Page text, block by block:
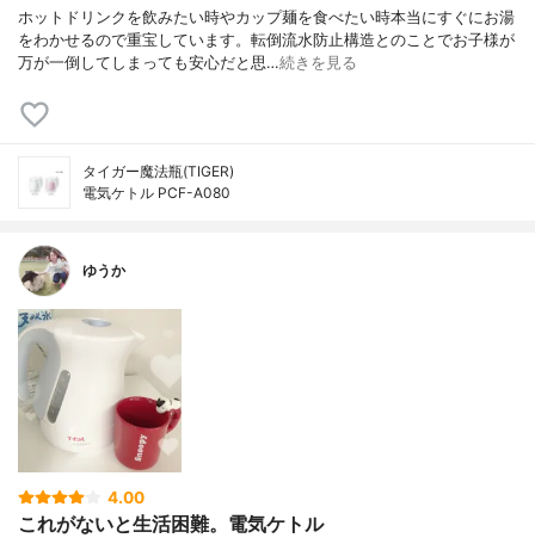
ホットドリンクを飲みたい時やカップ麺を食べたい時本当にすぐにお湯
をわかせるので重宝しています。転倒流水防止構造とのことでお子様が
万が一倒してしまっても安心だと思…続きを見る
タイガー魔法瓶(TIGER)
電気ケトル PCF-A080
ゆうか
4.00
これがないと生活困難。電気ケトル